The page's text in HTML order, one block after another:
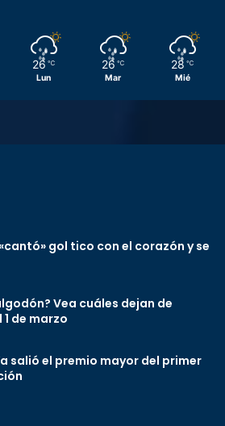
26 ℃
Lun
26 ℃
Mar
28 ℃
Mié
gol tico con el corazón y se
Vea cuáles dejan de
de marzo
salió el premio mayor del primer